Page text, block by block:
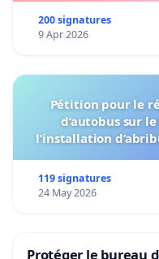
200 signatures
9 Apr 2026
Pétition pour le
d’autobus sur
l’installation
119 signatures
24 May 2026
Protéger le bureau